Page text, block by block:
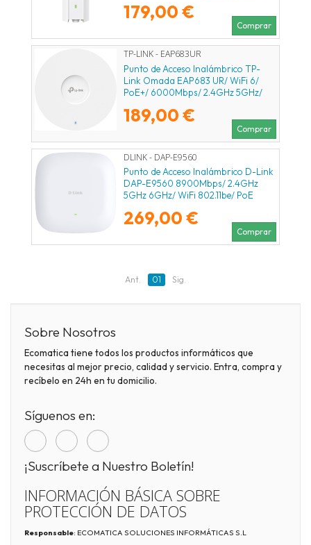
802.11ax/ac/a/n/b/g
179,00 €
Comprar
TP-LINK - EAP683UR
Punto de Acceso Inalámbrico TP-
Link Omada EAP683 UR/ WiFi 6/
PoE+/ 6000Mbps/ 2.4GHz 5GHz/
ax/ac/n/g/b/a
189,00 €
Comprar
DLINK - DAP-E9560
Punto de Acceso Inalámbrico D-Link
DAP-E9560 8900Mbps/ 2.4GHz
5GHz 6GHz/ WiFi 802.11be/ PoE
269,00 €
Comprar
Ant. 01 Sig.
Sobre Nosotros
Ecomatica tiene todos los productos informáticos que
necesitas al mejor precio, calidad y servicio. Entra, compra y
recíbelo en 24h en tu domicilio.
Síguenos en:
¡Suscríbete a Nuestro Boletín!
INFORMACIÓN BÁSICA SOBRE
PROTECCIÓN DE DATOS
Responsable: ECOMATICA SOLUCIONES INFORMÁTICAS S.L